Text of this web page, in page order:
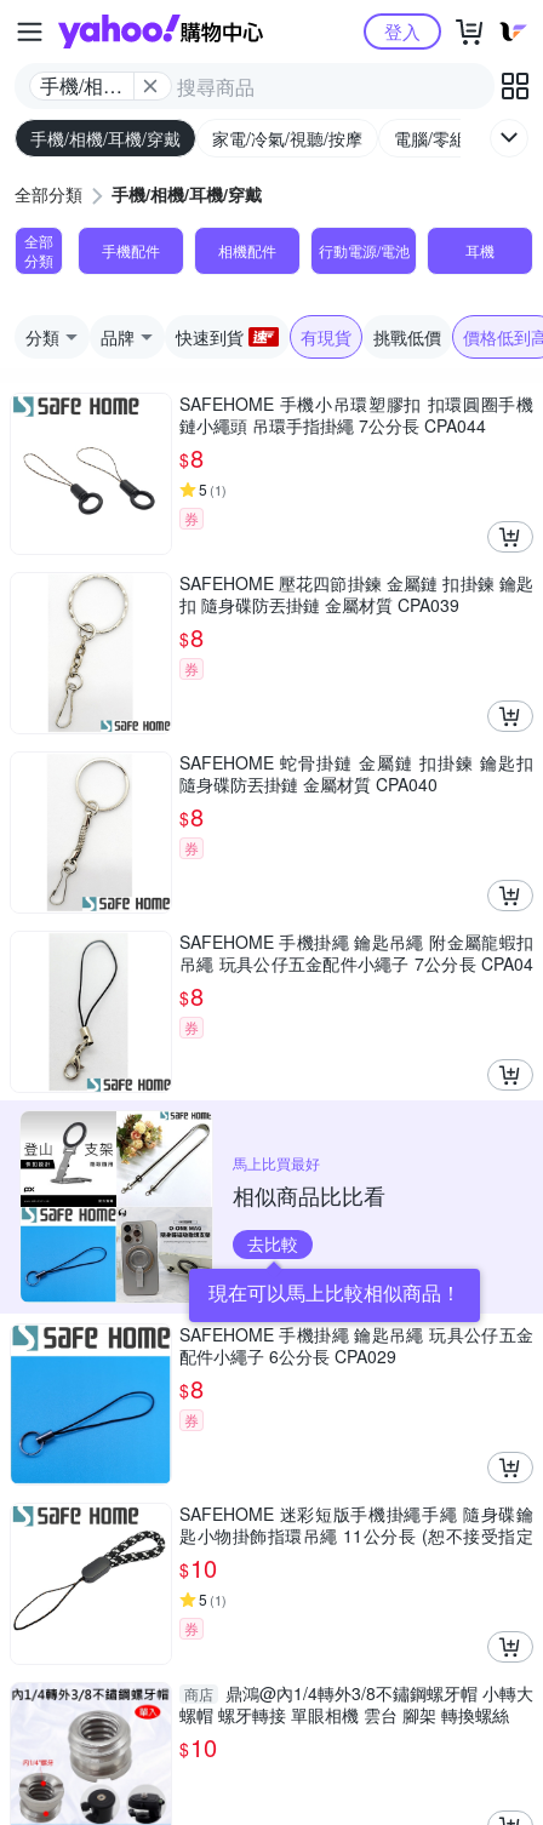
Yahoo購物中心
手機/相機/
耳機/穿戴
登入
手機/相機/耳機/穿戴 家電/冷氣/視聽/按摩 電腦/零組件/週邊/
全部分類 手機/相機/耳機/穿戴
全部
分類
手機配件 相機配件 行動電源/電池 耳機
分類 品牌 快速到貨 有現貨 挑戰低價 價格低到
SAFEHOME 手機小吊環塑膠扣 扣環圓圈手機
鏈小繩頭 吊環手指掛繩 7公分長 CPA044
$8
5 (1)
券
SAFEHOME 壓花四節掛鍊 金屬鏈 扣掛鍊 鑰匙
扣 隨身碟防丟掛鏈 金屬材質 CPA039
$8
券
SAFEHOME 蛇骨掛鏈 金屬鏈 扣掛鍊 鑰匙扣
隨身碟防丟掛鏈 金屬材質 CPA040
$8
券
SAFEHOME 手機掛繩 鑰匙吊繩 附金屬龍蝦扣
吊繩 玩具公仔五金配件小繩子 7公分長 CPA04
1
$8
券
馬上比買最好
相似商品比比看
去比較
現在可以馬上比較相似商品！
SAFEHOME 手機掛繩 鑰匙吊繩 玩具公仔五金
配件小繩子 6公分長 CPA029
$8
券
SAFEHOME 迷彩短版手機掛繩手繩 隨身碟鑰
匙小物掛飾指環吊繩 11公分長 (恕不接受指定
顏色出貨) CPA045
$10
5 (1)
券
商店
鼎鴻@內1/4轉外3/8不鏽鋼螺牙帽 小轉大
螺帽 螺牙轉接 單眼相機 雲台 腳架 轉換螺絲
$10